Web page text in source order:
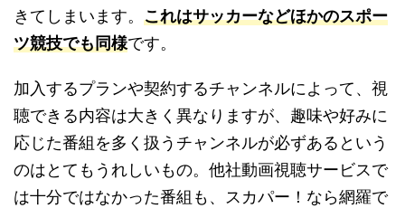
きてしまいます。 これはサッカーなどほかのスポー
ツ競技でも同様です。
加入するプランや契約するチャンネルによって、視
聴できる内容は大きく異なりますが、趣味や好みに
応じた番組を多く扱うチャンネルが必ずあるという
のはとてもうれしいもの。他社動画視聴サービスで
は十分ではなかった番組も、スカパー！なら網羅で